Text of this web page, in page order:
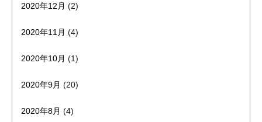
2020年12月 (2)
2020年11月 (4)
2020年10月 (1)
2020年9月 (20)
2020年8月 (4)